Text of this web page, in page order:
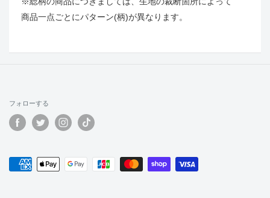
商品一点ごとにパターン(柄)が異なります。
フォローする